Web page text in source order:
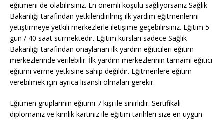
eğitmeni de olabilirsiniz. En önemli koşulu sağlıyorsanız Sağlık
Bakanlığı tarafından yetkilendirilmiş ilk yardım eğitmenlerini
yetiştirmeye yetkili merkezlerle iletişime geçebilirsiniz. Eğitim 5
gün / 40 saat sürmektedir. Eğitim kursları sadece Sağlık
Bakanlığı tarafından onaylanan ilk yardım eğiticileri eğitim
merkezlerinde verilebilir. İlk yardım merkezlerinin tamamı eğitici
eğitimi verme yetkisine sahip değildir. Eğitmenlere eğitim
verebilmek için ayrıca lisanslı olmaları gerekir.
Eğitmen gruplarının eğitimi 7 kişi ile sınırlıdır. Sertifikalı
diplomanız ve kimlik kartınız ile eğitim tarihleri size en uygun